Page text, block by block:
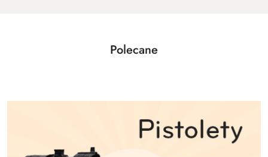
Polecane